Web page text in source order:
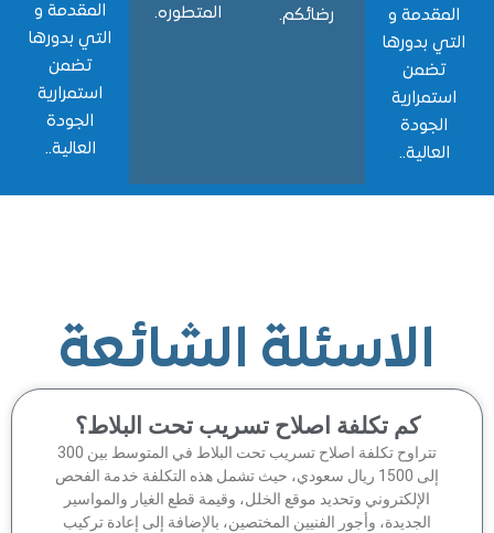
و
بدورها
رضائكم.
المتطوره.
المقدمة و
التي بدورها
استمرارية
الاسئلة الشائعة
كم تكلفة اصلاح تسريب تحت البلاط؟
تتراوح تكلفة اصلاح تسريب تحت البلاط في المتوسط بين 300
إلى 1500 ريال سعودي، حيث تشمل هذه التكلفة خدمة الفحص
الإلكتروني وتحديد موقع الخلل، وقيمة قطع الغيار والمواسير
الجديدة، وأجور الفنيين المختصين، بالإضافة إلى إعادة تركيب